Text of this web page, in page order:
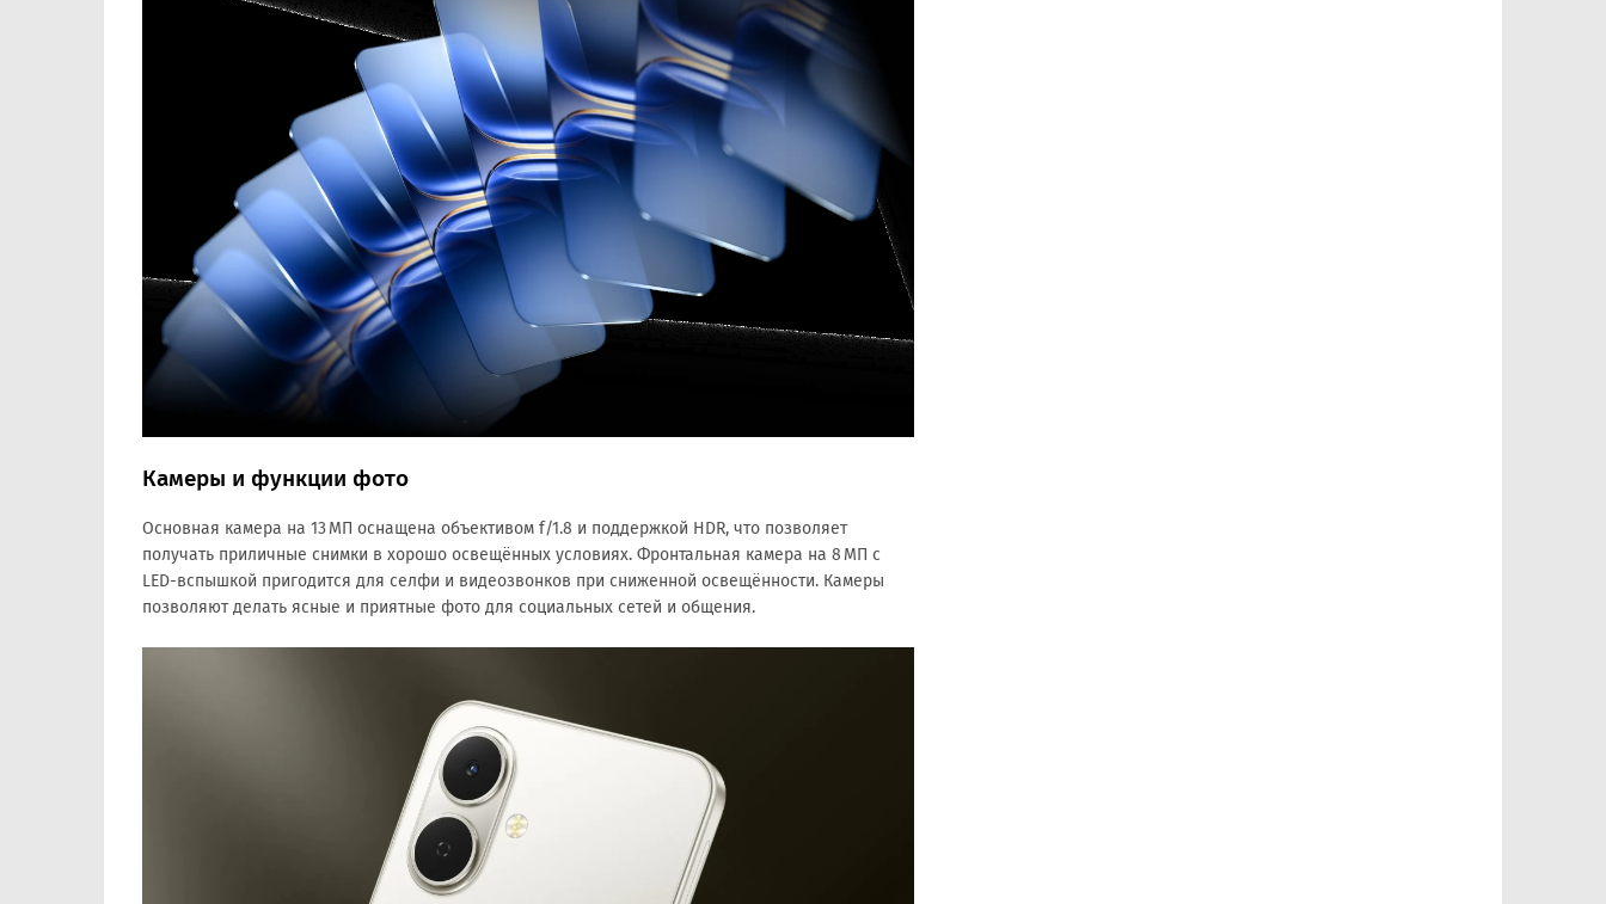
Камеры и функции фото
Основная камера на 13 МП оснащена объективом f/1.8 и поддержкой HDR, что позволяет
получать приличные снимки в хорошо освещённых условиях. Фронтальная камера на 8 МП с
LED-вспышкой пригодится для селфи и видеозвонков при сниженной освещённости. Камеры
позволяют делать ясные и приятные фото для социальных сетей и общения.